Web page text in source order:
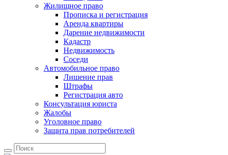
Жилищное право
Прописка и регистрация
Аренда квартиры
Дарение недвижимости
Кадастр
Недвижимость
Соседи
Автомобильное право
Лишение прав
Штрафы
Регистрация авто
Консультация юриста
Жалобы
Уголовное право
Защита прав потребителей